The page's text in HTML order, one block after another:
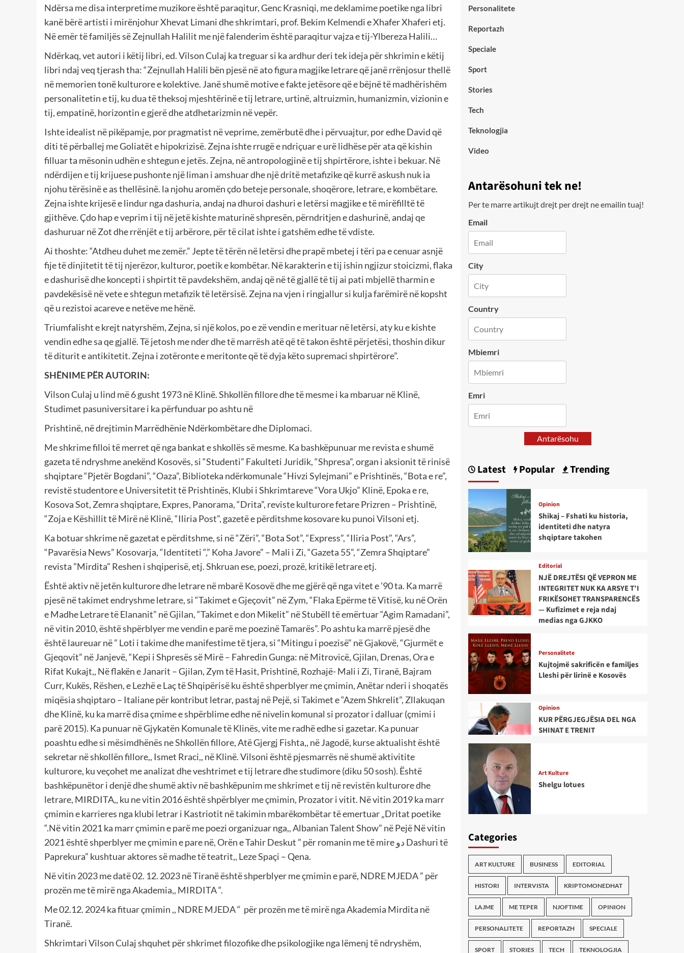
Ndërsa me disa interpretime muzikore është paraqitur, Genc Krasniqi, me deklamime poetike nga libri
kanë bërë artisti i mirënjohur Xhevat Limani dhe shkrimtari, prof. Bekim Kelmendi e Xhafer Xhaferi etj.
Në emër të familjës së Zejnullah Halilit me një falenderim është paraqitur vajza e tij-Ylbereza Halili…
Ndërkaq, vet autori i këtij libri, ed. Vilson Culaj ka treguar si ka ardhur deri tek ideja për shkrimin e këtij
libri ndaj veq tjerash tha: “Zejnullah Halili bën pjesë në ato figura magjike letrare që janë rrënjosur thellë
në memorien tonë kulturore e kolektive. Janë shumë motive e fakte jetësore që e bëjnë të madhërishëm
personalitetin e tij, ku dua të theksoj mjeshtërinë e tij letrare, urtinë, altruizmin, humanizmin, vizionin e
tij, empatinë, horizontin e gjerë dhe atdhetarizmin në vepër.
Ishte idealist në pikëpamje, por pragmatist në veprime, zemërbutë dhe i përvuajtur, por edhe David që
diti të përballej me Goliatët e hipokrizisë. Zejna ishte rrugë e ndriçuar e urë lidhëse për ata që kishin
filluar ta mësonin udhën e shtegun e jetës. Zejna, në antropologjinë e tij shpirtërore, ishte i bekuar. Në
ndërdijen e tij krijuese pushonte një liman i amshuar dhe një dritë metafizike që kurrë askush nuk ia
njohu tërësinë e as thellësinë. la njohu aromën çdo beteje personale, shoqërore, letrare, e kombëtare.
Zejna ishte krijesë e lindur nga dashuria, andaj na dhuroi dashuri e letërsi magjike e të mirëfilltë të
gjithëve. Çdo hap e veprim i tij në jetë kishte maturinë shpresën, përndritjen e dashurinë, andaj qe
dashuruar në Zot dhe rrënjët e tij arbërore, për të cilat ishte i gatshëm edhe të vdiste.
Ai thoshte: “Atdheu duhet me zemër.” Jepte të tërën në letërsi dhe prapë mbetej i tëri pa e cenuar asnjë
fije të dinjitetit të tij njerëzor, kulturor, poetik e kombëtar. Në karakterin e tij ishin ngjizur stoicizmi, flaka
e dashurisë dhe koncepti i shpirtit të pavdekshëm, andaj që në të gjallë të tij ai pati mbjellë tharmin e
pavdekësisë në vete e shtegun metafizik të letërsisë. Zejna na vjen i ringjallur si kulja farëmirë në kopsht
që u rezistoi acareve e netëve me hënë.
Triumfalisht e krejt natyrshëm, Zejna, si një kolos, po e zë vendin e merituar në letërsi, aty ku e kishte
vendin edhe sa qe gjallë. Të jetosh me nder dhe të marrësh atë që të takon është përjetësi, thoshin dikur
të diturit e antikitetit. Zejna i zotëronte e meritonte që të dyja këto supremaci shpirtërore”.
SHËNIME PËR AUTORIN:
Vilson Culaj u lind më 6 gusht 1973 në Klinë. Shkollën fillore dhe të mesme i ka mbaruar në Klinë,
Studimet pasuniversitare i ka përfunduar po ashtu në
Prishtinë, në drejtimin Marrëdhënie Ndërkombëtare dhe Diplomaci.
Me shkrime filloi të merret që nga bankat e shkollës së mesme. Ka bashkëpunuar me revista e shumë
gazeta të ndryshme anekënd Kosovës, si “Studenti” Fakulteti Juridik, “Shpresa”, organ i aksionit të rinisë
shqiptare “Pjetër Bogdani”, “Oaza”, Biblioteka ndërkomunale “Hivzi Sylejmani” e Prishtinës, “Bota e re”,
revistë studentore e Universitetit të Prishtinës, Klubi i Shkrimtareve “Vora Ukjo” Klinë, Epoka e re,
Kosova Sot, Zemra shqiptare, Expres, Panorama, “Drita”, reviste kulturore fetare Prizren – Prishtinë,
“Zoja e Këshillit të Mirë në Klinë, “Iliria Post”, gazetë e përditshme kosovare ku punoi Vilsoni etj.
Ka botuar shkrime në gazetat e përditshme, si në “Zëri”, “Bota Sot”, “Express”, “Iliria Post”, “Ars”,
“Pavarësia News” Kosovarja, “Identiteti “,” Koha Javore” – Mali i Zi, “Gazeta 55”, “Zemra Shqiptare”
revista ”Mirdita” Reshen i shqiperisë, etj. Shkruan ese, poezi, prozë, kritikë letrare etj.
Është aktiv në jetën kulturore dhe letrare në mbarë Kosovë dhe me gjërë që nga vitet e ’90 ta. Ka marrë
pjesë në takimet endryshme letrare, si “Takimet e Gjeçovit” në Zym, “Flaka Epërme të Vitisë, ku në Orën
e Madhe Letrare të Elananit” në Gjilan, “Takimet e don Mikelit” në Stubëll të emërtuar “Agim Ramadani”,
në vitin 2010, është shpërblyer me vendin e parë me poezinë Tamarës”. Po ashtu ka marrë pjesë dhe
është laureuar në ” Loti i takime dhe manifestime të tjera, si “Mitingu i poezisë” në Gjakovë, “Gjurmët e
Gjeqovit” në Janjevë, “Kepi i Shpresës së Mirë – Fahredin Gunga: në Mitrovicë, Gjilan, Drenas, Ora e
Rifat Kukajt,, Në flakën e Janarit – Gjilan, Zym të Hasit, Prishtinë, Rozhajë- Mali i Zi, Tiranë, Bajram
Curr, Kukës, Rëshen, e Lezhë e Laç të Shqipërisë ku është shperblyer me çmimin, Anëtar nderi i shoqatës
miqësia shqiptaro – Italiane për kontribut letrar, pastaj në Pejë, si Takimet e “Azem Shkrelit”, Zllakuqan
dhe Klinë, ku ka marrë disa çmime e shpërblime edhe në nivelin komunal si prozator i dalluar (çmimi i
parë 2015). Ka punuar në Gjykatën Komunale të Klinës, vite me radhë edhe si gazetar. Ka punuar
poashtu edhe si mësimdhënës ne Shkollën fillore, Atë Gjergj Fishta,, në Jagodë, kurse aktualisht është
sekretar në shkollën fillore,, Ismet Rraci,, në Klinë. Vilsoni është pjesmarrës në shumë aktivitite
kulturore, ku veçohet me analizat dhe veshtrimet e tij letrare dhe studimore (diku 50 sosh). Është
bashkëpunëtor i denjë dhe shumë aktiv në bashkëpunim me shkrimet e tij në revistën kulturore dhe
letrare, MIRDITA,, ku ne vitin 2016 është shpërblyer me çmimin, Prozator i vitit. Në vitin 2019 ka marr
çmimin e karrieres nga klubi letrar i Kastriotit në takimin mbarëkombëtar të emertuar „Dritat poetike
“.Në vitin 2021 ka marr çmimin e parë me poezi organizuar nga,, Albanian Talent Show” në Pejë Në vitin
2021 është shperblyer me çmimin e pare në, Orën e Tahir Deskut ” për romanin me të mire دو Dashuri të
Paprekura” kushtuar aktores së madhe të teatrit,, Leze Spaçi – Qena.
Në vitin 2023 me datë 02. 12. 2023 në Tiranë është shperblyer me çmimin e parë, NDRE MJEDA ” për
prozën me të mirë nga Akademia,, MIRDITA “.
Me 02.12. 2024 ka fituar çmimin ,, NDRE MJEDA “ për prozën me të mirë nga Akademia Mirdita në
Tiranë.
Shkrimtari Vilson Culaj shquhet për shkrimet filozofike dhe psikologjike nga lëmenj të ndryshëm,
Personalitete
Reportazh
Speciale
Sport
Stories
Tech
Teknologjia
Video
Antarësohuni tek ne!
Per te marre artikujt drejt per drejt ne emailin tuaj!
Email
City
Country
Mbiemri
Emri
Antarësohu
Latest Popular Trending
Opinion
Shikaj – Fshati ku historia,
identiteti dhe natyra
shqiptare takohen
Editorial
NJË DREJTËSI QË VEPRON ME
INTEGRITET NUK KA ARSYE T’I
FRIKËSOHET TRANSPARENCËS
— Kufizimet e reja ndaj
medias nga GJKKO
Personalitete
Kujtojmë sakrificën e familjes
Lleshi për lirinë e Kosovës
Opinion
KUR PËRGJEGJËSIA DEL NGA
SHINAT E TRENIT
Art Kulture
Shelgu lotues
Categories
ART KULTURE BUSINESS EDITORIAL
HISTORI INTERVISTA KRIPTOMONEDHAT
LAJME ME TEPER NJOFTIME OPINION
PERSONALITETE REPORTAZH SPECIALE
SPORT STORIES TECH TEKNOLOGJIA